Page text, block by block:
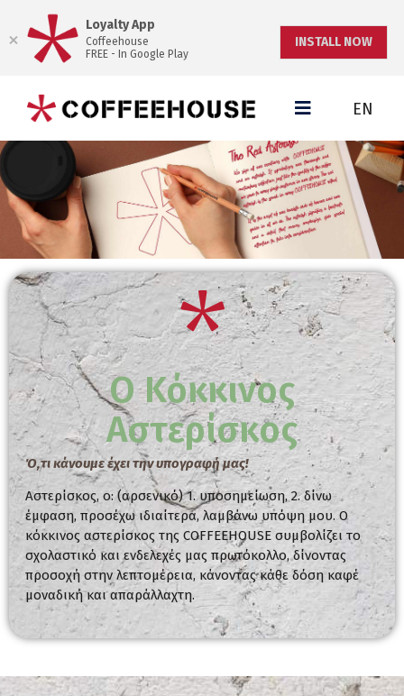
EN
Ο Κόκκινος
Αστερίσκος
Ό,τι κάνουμε έχει την υπογραφή μας!
Αστερίσκος, ο: (αρσενικό) 1. υποσημείωση, 2. δίνω
έμφαση, προσέχω ιδιαίτερα, λαμβάνω υπόψη μου. Ο
κόκκινος αστερίσκος της COFFEEHOUSE συμβολίζει το
σχολαστικό και ενδελεχές μας πρωτόκολλο, δίνοντας
προσοχή στην λεπτομέρεια, κάνοντας κάθε δόση καφέ
μοναδική και απαράλλαχτη.
Loyalty App
Coffeehouse
FREE - In Google Play
INSTALL NOW